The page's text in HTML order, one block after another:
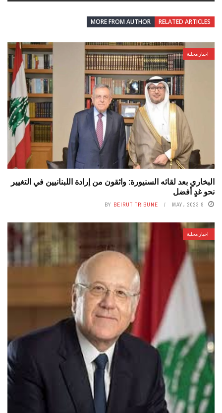
RELATED ARTICLES
MORE FROM AUTHOR
اخبار محلية
البخاري بعد لقائه السنيورة: واثقون من إرادة اللبنانيين في التغيير
نحو غدٍ أفضل
9 MAY، 2023 BY BEIRUT TRIBUNE
اخبار محلية